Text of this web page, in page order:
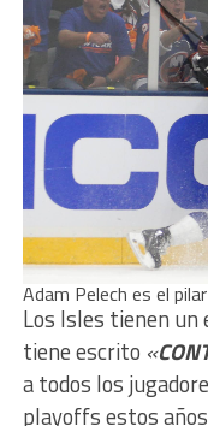
Adam Pelech es el
Los Isles tienen un
tiene escrito «
a todos los
playoffs estos